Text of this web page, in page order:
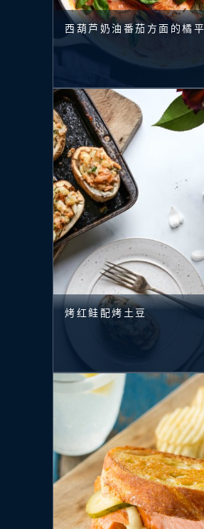
西葫芦奶油番茄方面的橘
烤红鲑配烤土豆